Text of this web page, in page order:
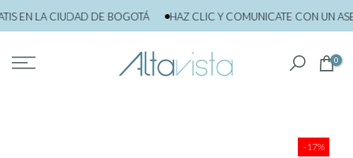
saltar
EN LA CIUDAD DE BOGOTÁ HAZ CLIC Y COMUNICATE CON UN
0
-17%